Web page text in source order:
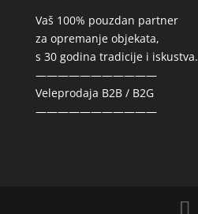
Vaš 100% pouzdan partner
za opremanje objekata,
s 30 godina tradicije i iskustva.
———————————
Veleprodaja B2B / B2G
———————————